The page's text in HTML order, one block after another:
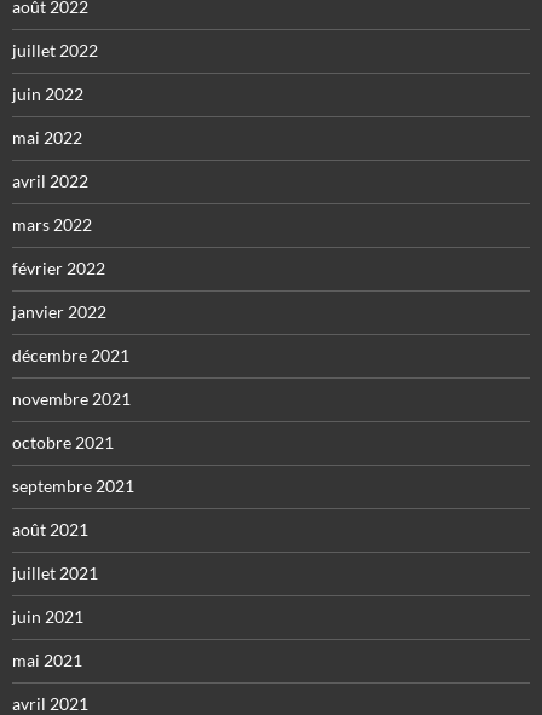
août 2022
juillet 2022
juin 2022
mai 2022
avril 2022
mars 2022
février 2022
janvier 2022
décembre 2021
novembre 2021
octobre 2021
septembre 2021
août 2021
juillet 2021
juin 2021
mai 2021
avril 2021